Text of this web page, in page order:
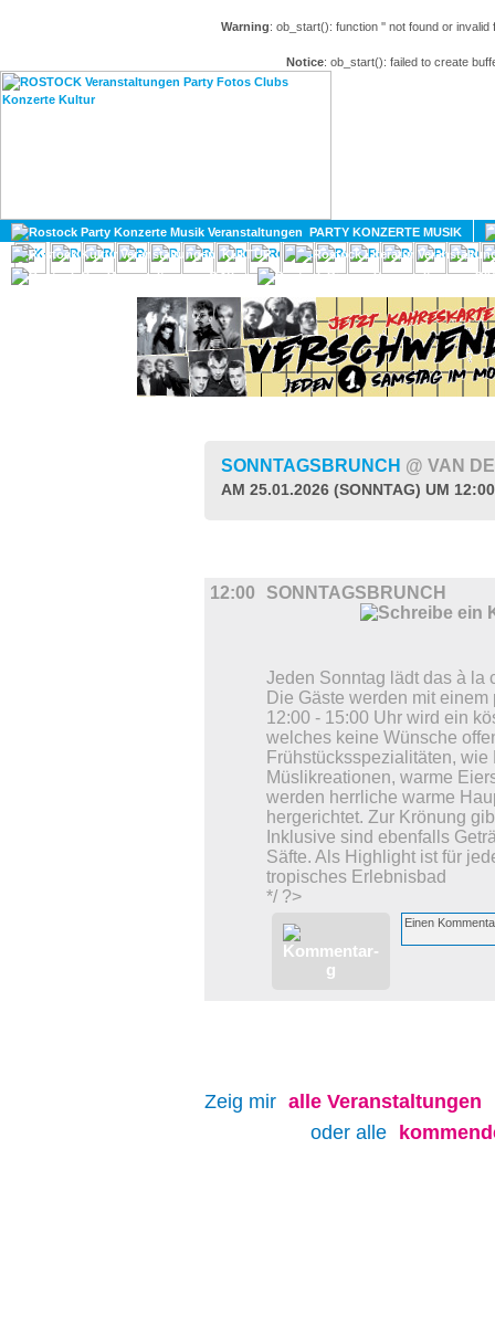
Warning: ob_start(): function '' not found or
Notice: ob_start(): failed to create
PARTY KONZERTE MUSIK
KULTUR
GAY
SONNTAGSBRUNCH @ VAN
AM 25.01.2026 (SONNTAG) UM
12:00 SONNTAGSBRUNCH
Jeden Sonntag lädt das à la
Die Gäste werden mit
12:00 - 15:00 Uhr wird ein
welches keine Wünsche
Frühstücksspezialitäten, wie
Müslikreationen, warme
werden herrliche warme
hergerichtet. Zur Krönung
Inklusive sind ebenfalls
Säfte. Als Highlight ist für
tropisches Erlebnisbad
*/ ?>
Zeig mir alle Veranstaltungen
oder alle